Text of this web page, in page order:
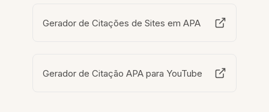
Gerador de Citações de Sites em APA
Gerador de Citação APA para YouTube